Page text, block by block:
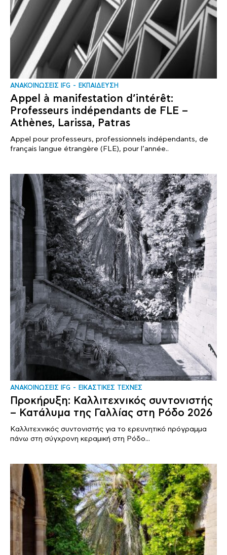
ΑΝΑΚΟΙΝΩΣΕΙΣ IFG ΕΚΠΑΙΔΕΥΣΗ
Appel à manifestation d’intérêt:
Professeurs indépendants de FLE –
Athènes, Larissa, Patras
Appel pour professeurs, professionnels indépendants, de
français langue étrangère (FLE), pour l’année..
ΑΝΑΚΟΙΝΩΣΕΙΣ IFG ΕΙΚΑΣΤΙΚΕΣ ΤΕΧΝΕΣ
Προκήρυξη: Καλλιτεχνικός συντονιστής
– Κατάλυμα της Γαλλίας στη Ρόδο 2026
Καλλιτεχνικός συντονιστής για το ερευνητικό πρόγραμμα
πάνω στη σύγχρονη κεραμική στη Ρόδο...